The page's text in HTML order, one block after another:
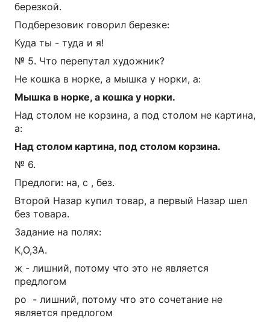
березкой.
Подберезовик говорил березке:
Куда ты - туда и я!
№ 5. Что перепутал художник?
Не кошка в норке, а мышка у норки, а:
Мышка в норке, а кошка у норки.
Над столом не корзина, а под столом не картина,
а:
Над столом картина, под столом корзина.
№ 6.
Предлоги: на, с , без.
Второй Назар купил товар, а первый Назар шел
без товара.
Задание на полях:
К,О,ЗА.
ж - лишний, потому что это не является
предлогом
ро - лишний, потому что это сочетание не
является предлогом